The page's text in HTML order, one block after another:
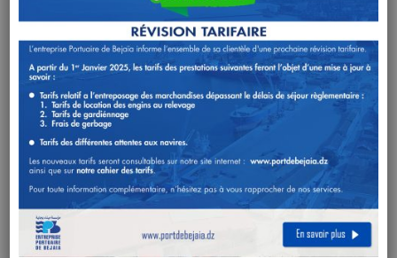
BILAN D’ACTIVITE DE
JANVIER A JUIN 2020
TRAFIC GLOBAL
Rubriques 2019 2020
Var
(%)
Trafic hydrocarbures
(tonne)
-19,94